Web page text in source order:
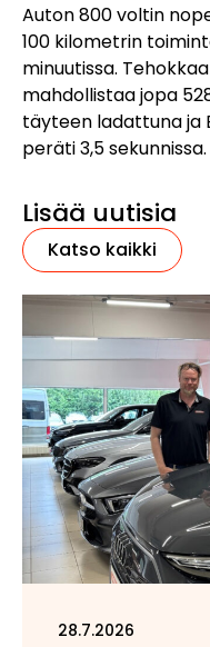
Auton 800 voltin
100 kilometrin
minuutissa.
mahdollistaa jopa
täyteen ladattuna ja
peräti 3,5 sekunnissa.
Lisää uutisia
Katso kaikki
28.7.2026